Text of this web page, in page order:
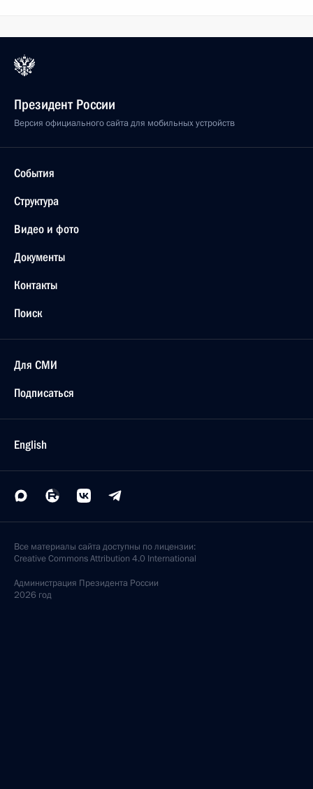
Президент России
Версия официального сайта для мобильных устройств
События
Структура
Видео и фото
Документы
Контакты
Поиск
Для СМИ
Подписаться
English
Все материалы сайта доступны по лицензии:
Creative Commons Attribution 4.0 International
Администрация Президента России
2026 год